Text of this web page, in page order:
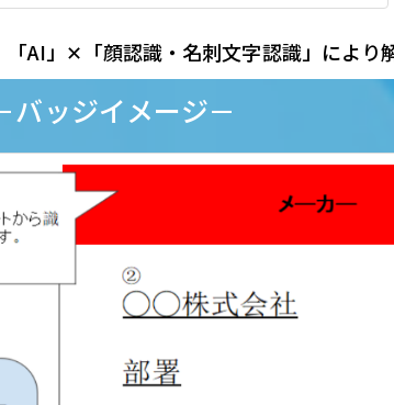
AI」✕「顔認識・名刺文字認識」により
バッジイメージ－